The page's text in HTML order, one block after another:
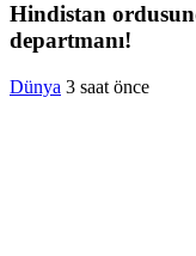
Hindistan
departmanı!
Dünya 3 saat önce